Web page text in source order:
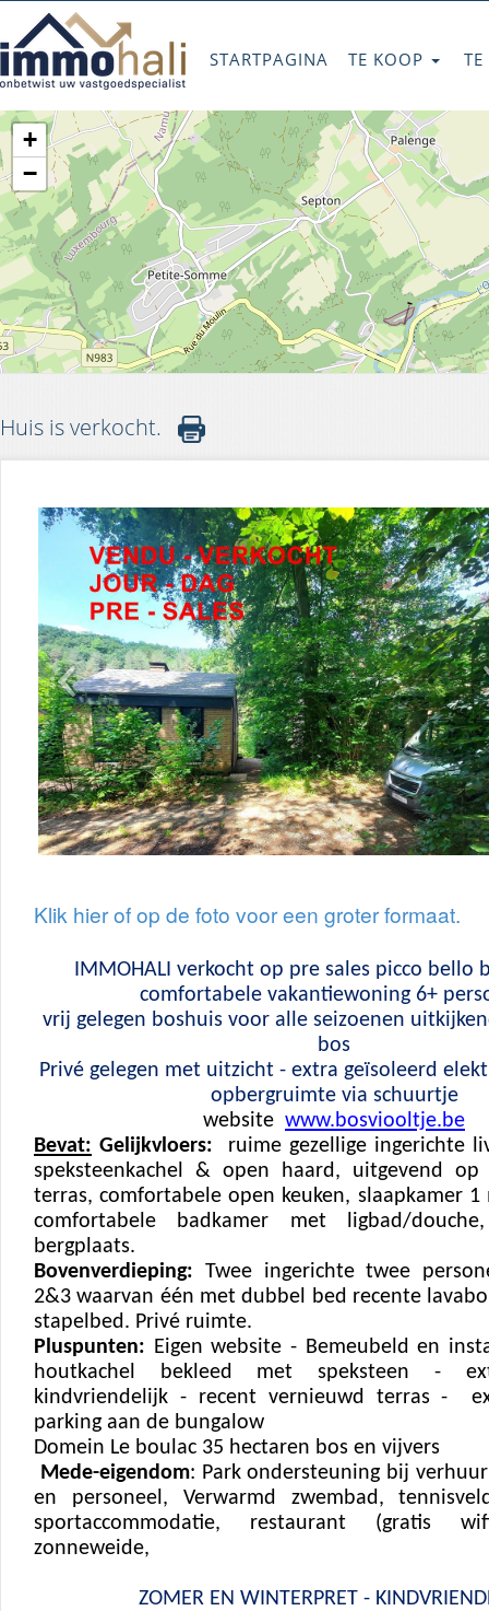
STARTPAGINA TE KOOP
+
−
Huis is verkocht.
Klik hier of op de foto voor een groter formaat.
IMMOHALI verkocht op pre sales picco bello
comfortabele vakantiewoning 6+
vrij gelegen boshuis voor alle seizoenen
bos
Privé gelegen met uitzicht - extra geïsoleerd
opbergruimte via schuurtje
website www.bosviooltje.be
Bevat: Gelijkvloers: ruime gezellige ingerichte
speksteenkachel & open haard, uitgevend
terras, comfortabele open keuken, slaapkamer
comfortabele badkamer met ligbad/douche,
bergplaats.
Bovenverdieping: Twee ingerichte twee
2&3 waarvan één met dubbel bed recente
stapelbed. Privé ruimte.
Pluspunten: Eigen website - Bemeubeld en
houtkachel bekleed met speksteen -
kindvriendelijk - recent vernieuwd terras -
parking aan de bungalow
Domein Le boulac 35 hectaren bos en vijvers
Mede-eigendom: Park ondersteuning bij
en personeel,
Verwarmd zwembad,
sportaccommodatie, restaurant (gratis
zonneweide,
ZOMER EN WINTERPRET -